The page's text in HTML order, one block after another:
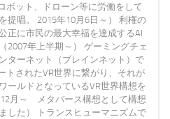
ボット、ドローン等に労働をして
提唱。 2015年10月6日～） 利権の
正に市民の最大幸福を達成するAI
2007年上半期～） ゲーミングチェ
ターネット（ブレインネット）で
トされたVR世界に繋がり、それが
ールドとなっているVR世界構想を
月～ メタバース構想として構想
した） トランスヒューマニズムで